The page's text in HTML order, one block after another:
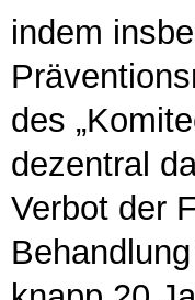
indem
des
dezentral
Verbot der